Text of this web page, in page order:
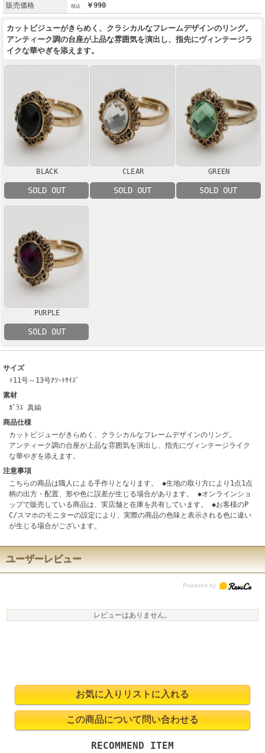
販売価格
￥990
カットビジューがきらめく、クラシカルなフレームデザインのリング。
アンティーク調の台座が上品な雰囲気を演出し、指先にヴィンテージラ
イクな華やぎを添えます。
BLACK
SOLD OUT
CLEAR
SOLD OUT
GREEN
SOLD OUT
PURPLE
SOLD OUT
サイズ
♯11号～13号ｱｿｰﾄｻｲｽﾞ
素材
ｶﾞﾗｽ 真鍮
商品仕様
カットビジューがきらめく、クラシカルなフレームデザインのリング。
アンティーク調の台座が上品な雰囲気を演出し、指先にヴィンテージライク
な華やぎを添えます。
注意事項
こちらの商品は職人による手作りとなります。 ◆生地の取り方により1点1点
柄の出方・配置、形や色に誤差が生じる場合があります。 ◆オンラインショ
ップで販売している商品は、実店舗と在庫を共有しています。 ◆お客様のP
C/スマホのモニターの設定により、実際の商品の色味と表示される色に違い
が生じる場合がございます。
ユーザーレビュー
レビューはありません。
RECOMMEND ITEM